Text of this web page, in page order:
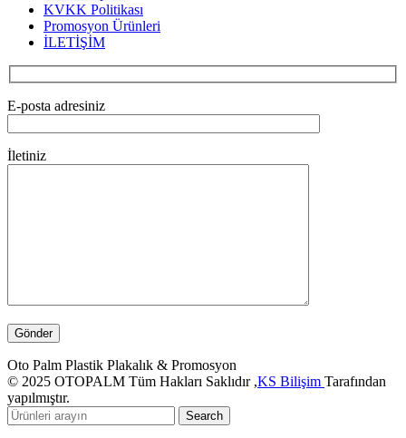
KVKK Politikası
Promosyon Ürünleri
İLETİŞİM
E-posta adresiniz
İletiniz
Oto Palm Plastik Plakalık & Promosyon
© 2025 OTOPALM Tüm Hakları Saklıdır ,KS Bilişim Tarafından
yapılmıştır.
Search